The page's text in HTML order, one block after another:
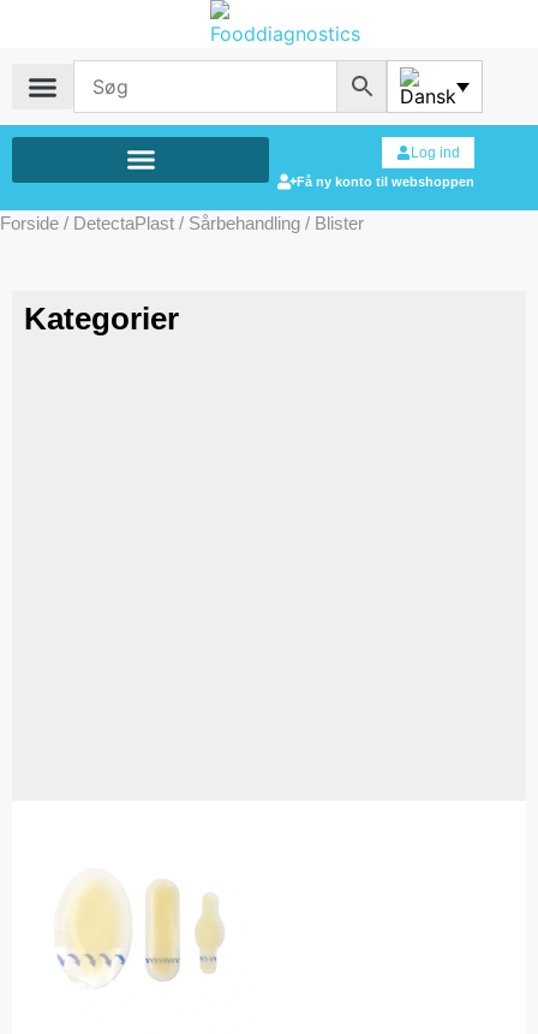
Log ind
Få ny konto til webshoppen
Forside / DetectaPlast / Sårbehandling / Blister
Kategorier